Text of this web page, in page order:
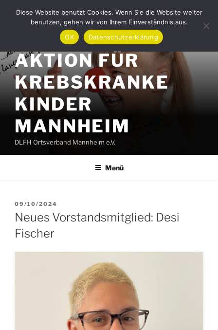
Inhalt
AKTION FÜR
KREBSKRANKE
KINDER
MANNHEIM
DLFH Ortsverband Mannheim e.V.
Menü
VERÖFFENTLICHT
AM
09/10/2024
Neues Vorstandsmitglied: Desi
Fischer
Diese Website benutzt Cookies. Wenn Sie die Website weiter
benutzen, gehen wir von Ihrem Einverständnis aus.
OK
Datenschutzerklärung